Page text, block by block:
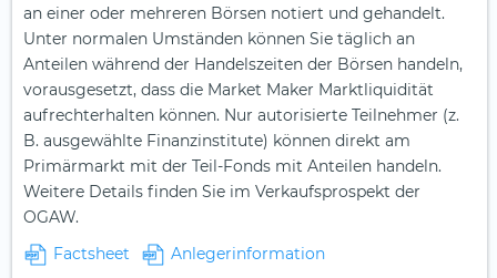
an einer oder mehreren Börsen notiert und gehandelt.
Unter normalen Umständen können Sie täglich an
Anteilen während der Handelszeiten der Börsen handeln,
vorausgesetzt, dass die Market Maker Marktliquidität
aufrechterhalten können. Nur autorisierte Teilnehmer (z.
B. ausgewählte Finanzinstitute) können direkt am
Primärmarkt mit der Teil-Fonds mit Anteilen handeln.
Weitere Details finden Sie im Verkaufsprospekt der
OGAW.
Factsheet
Anlegerinformation